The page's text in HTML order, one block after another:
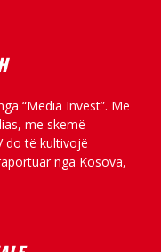
“Media Invest”. Me
me skemë
do të kultivojë
nga Kosova,